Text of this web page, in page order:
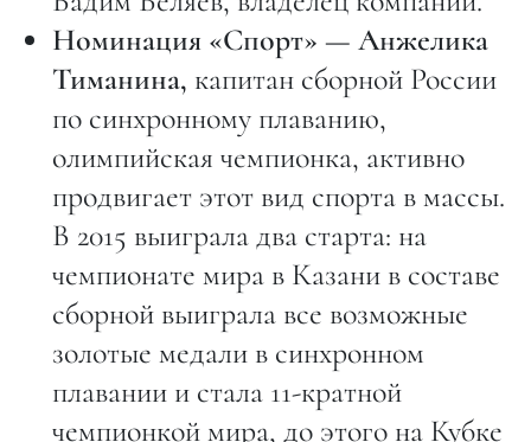
Номинация «Спорт» — Анжелика
Тиманина, капитан сборной России
по синхронному плаванию,
олимпийская чемпионка, активно
продвигает этот вид спорта в массы.
В 2015 выиграла два старта: на
чемпионате мира в Казани в составе
сборной выиграла все возможные
золотые медали в синхронном
плавании и стала 11-кратной
чемпионкой мира, до этого на Кубке